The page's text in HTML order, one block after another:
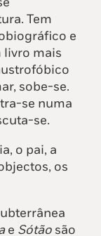
Tem
e
livro mais
sobe-se.
se numa
se.
o pai, a
os
e Sótão são